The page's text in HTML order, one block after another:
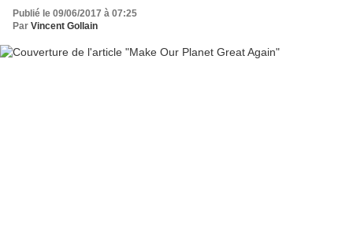
Publié le 09/06/2017 à 07:25
Par Vincent Gollain